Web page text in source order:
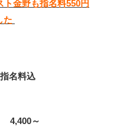
金野も指名料550円
た
名料込
～